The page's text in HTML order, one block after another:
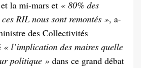
la mi-mars et « 80% des
RIL nous sont remontés », a-
des Collectivités
« l’implication des maires quelle
politique » dans ce grand débat